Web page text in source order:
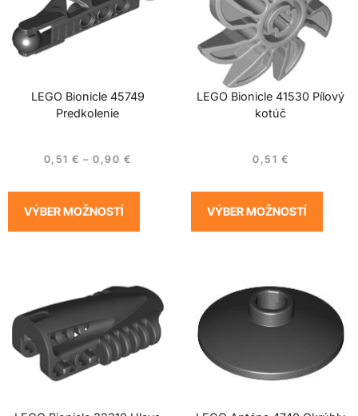
LEGO Bionicle 45749
Predkolenie
0,51€ – 0,90 €
VÝBER MOŽNOSTÍ
LEGO Bionicle 41530 Pílový
kotúč
0,51 €
VÝBER MOŽNOSTÍ